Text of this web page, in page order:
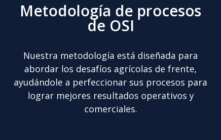
Metodología de procesos
de OSI
Nuestra metodología está diseñada para
abordar los desafíos agrícolas de frente,
ayudándole a perfeccionar sus procesos para
lograr mejores resultados operativos y
comerciales.